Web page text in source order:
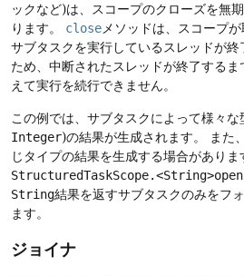
ックなど)は、スコープのクローズを無
ります。
closeメソッドは、スコープが
サブタスクを実行しているスレッドが
ため、中断されたスレッドが終了するま
えて実行を続行できません。
この例では、サブタスクによって様々な
Integer)の結果が生成されます。
また
じタイプの結果を生成する場合がありま
String結果を返すサブタスクのみをフ
ます。
ジョイナ